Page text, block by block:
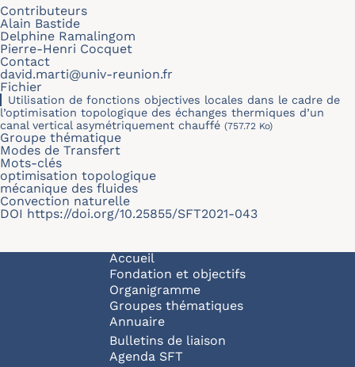
Contributeurs
Alain Bastide
Delphine Ramalingom
Pierre-Henri Cocquet
Contact
david.marti@univ-reunion.fr
Fichier
Utilisation de fonctions objectives locales dans le cadre de
l’optimisation topologique des échanges thermiques d’un
canal vertical asymétriquement chauffé (757.72 Ko)
Groupe thématique
Modes de Transfert
Mots-clés
optimisation topologique
mécanique des fluides
Convection naturelle
DOI https://doi.org/10.25855/SFT2021-043
Navigation principale
Accueil
Fondation et objectifs
Organigramme
Groupes thématiques
Annuaire
Bulletins de liaison
Agenda SFT